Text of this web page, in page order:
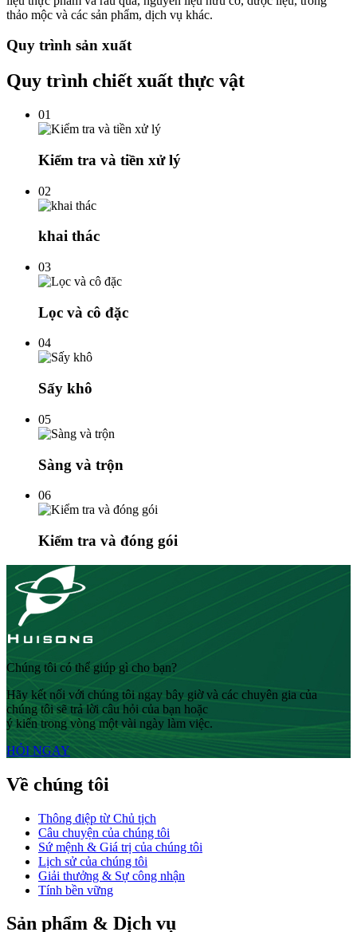
thảo mộc và các sản phẩm, dịch vụ khác.
Quy trình sản xuất
Quy trình chiết xuất thực vật
01
Kiểm tra và tiền xử lý
02
khai thác
03
Lọc và cô đặc
04
Sấy khô
05
Sàng và trộn
06
Kiểm tra và đóng gói
Chúng tôi có thể giúp gì cho bạn?
Hãy kết nối với chúng tôi ngay bây giờ và các chuyên gia của
chúng tôi sẽ trả lời câu hỏi của bạn hoặc
ý kiến ​​trong vòng một vài ngày làm việc.
HỎI NGAY
Về chúng tôi
Thông điệp từ Chủ tịch
Câu chuyện của chúng tôi
Sứ mệnh & Giá trị của chúng tôi
Lịch sử của chúng tôi
Giải thưởng & Sự công nhận
Tính bền vững
Sản phẩm & Dịch vụ